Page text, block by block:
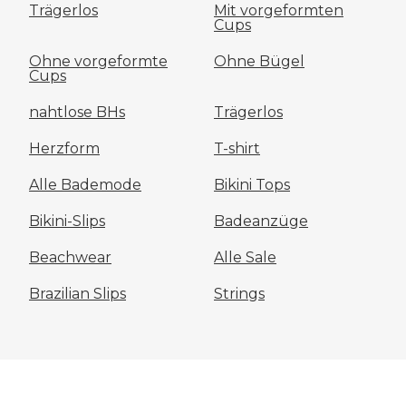
Trägerlos
Mit vorgeformten
Cups
Ohne vorgeformte
Cups
Ohne Bügel
nahtlose BHs Trägerlos
Herzform T-shirt
Alle Bademode Bikini Tops
Bikini-Slips Badeanzüge
Beachwear Alle Sale
Brazilian Slips Strings